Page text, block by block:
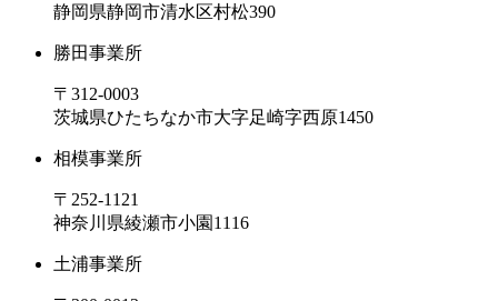
静岡県静岡市清水区村松390
勝田事業所
〒312-0003
茨城県ひたちなか市大字足崎字西原1450
相模事業所
〒252-1121
神奈川県綾瀬市小園1116
土浦事業所